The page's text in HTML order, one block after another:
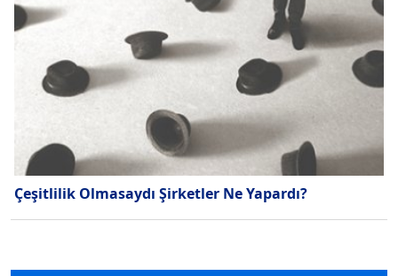
Çeşitlilik Olmasaydı Şirketler Ne Yapardı?